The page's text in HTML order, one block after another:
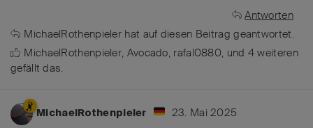
Antworten
MichaelRothenpieler hat auf diesen Beitrag geantwortet.
MichaelRothenpieler, Avocado, rafal0880, und 4 weiteren
gefällt das.
MichaelRothenpieler 23. Mai 2025